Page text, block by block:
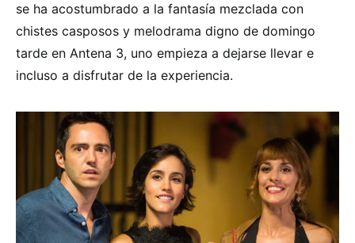
se ha acostumbrado a la fantasía mezclada con
chistes casposos y melodrama digno de domingo
tarde en Antena 3, uno empieza a dejarse llevar e
incluso a disfrutar de la experiencia.